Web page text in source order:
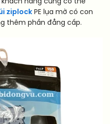
hàng cũng có thể
ziplock PE lụa mờ có con
thêm phần đẳng cấp.